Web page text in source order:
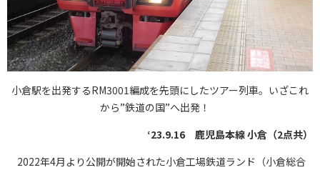
小倉駅を出発するRM3001編成を先頭にしたツアー列車。いざこれ
から”鉄道の国”へ出発！
‘23.9.16 鹿児島本線 小倉（2点共）
2022年4月より公開が開始された小倉工場鉄道ランド（小倉総合